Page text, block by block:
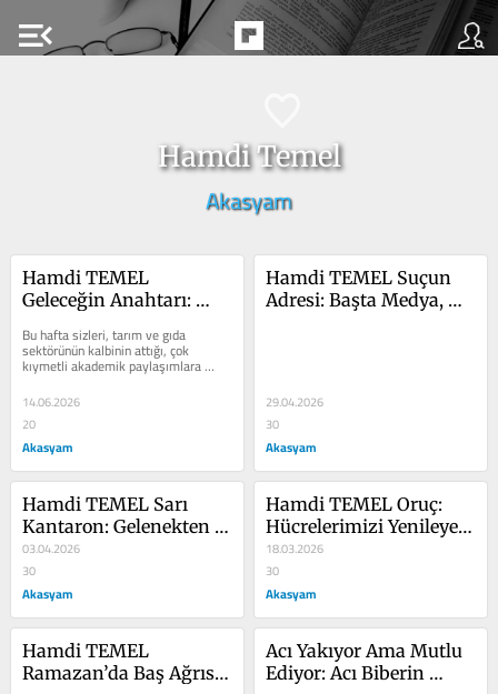
menu_open
Hamdi Temel
Akasyam
Hamdi TEMEL
Geleceğin Anahtarı:
Tarımda Bio-İnovasyon
Bu hafta sizleri, tarım ve gıda
sektörünün kalbinin attığı, çok
kıymetli akademik paylaşımlara
sahne olan önemli bir
organizasyonun...
14.06.2026
20
Akasyam
Hamdi TEMEL Suçun
Adresi: Başta Medya,
29.04.2026
30
Akasyam
Hamdi TEMEL Sarı
Kantaron: Gelenekten
Bilime Uzanan Şifa
Bitkisi
03.04.2026
30
Akasyam
Hamdi TEMEL Oruç:
Hücrelerimizi Yenileyen
İlahi Sistem
18.03.2026
30
Akasyam
Hamdi TEMEL
Ramazan’da Baş Ağrısı
Acı Yakıyor Ama Mutlu
Ediyor: Acı Biberin